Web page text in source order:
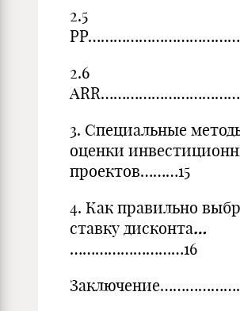
2.5
2.6
3. Специальные
оценки
проектов………15
4. Как правильно
ставку дисконта…
………………………16